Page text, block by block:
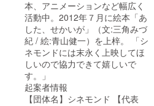
本、アニメーションなど幅広く
活動中。2012年７月に絵本「あ
した、せかいが」（文:三角みづ
紀 / 絵:青山健一）を上梓。 「シ
ネモンドには末永く上映してほ
しいので協力できて嬉しいで
す。」
起案者情報
【団体名】シネモンド 【代表